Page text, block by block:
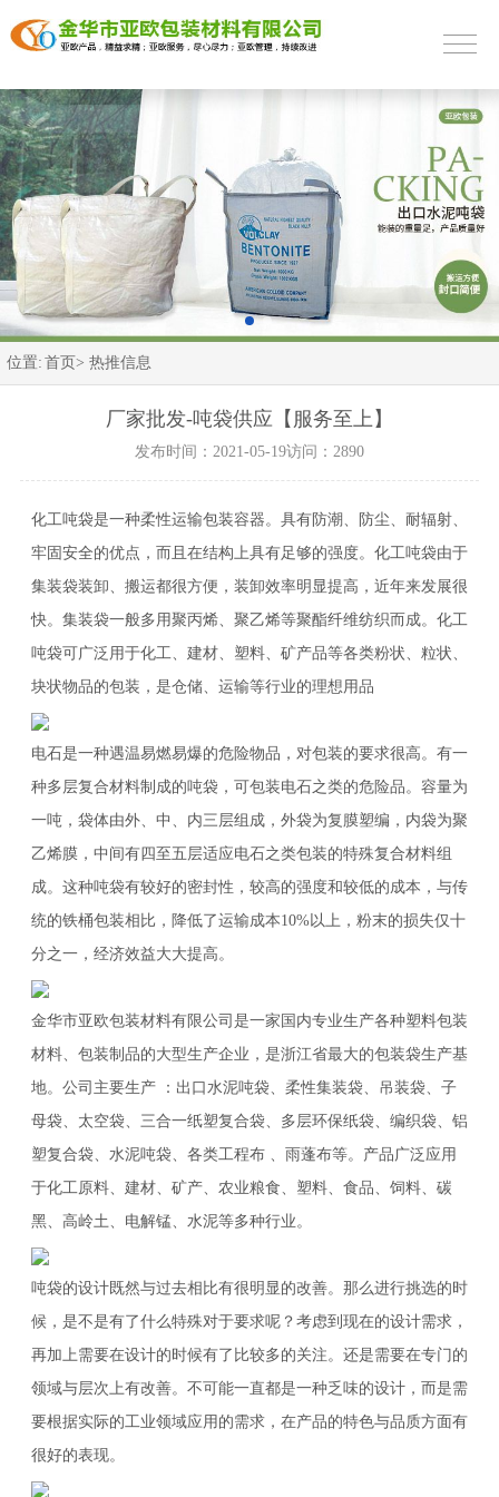
位置: 首页> 热推信息
厂家批发-吨袋供应【服务至上】
发布时间：2021-05-19访问：2890
化工吨袋是一种柔性运输包装容器。具有防潮、防尘、耐辐射、
牢固安全的优点，而且在结构上具有足够的强度。化工吨袋由于
集装袋装卸、搬运都很方便，装卸效率明显提高，近年来发展很
快。集装袋一般多用聚丙烯、聚乙烯等聚酯纤维纺织而成。化工
吨袋可广泛用于化工、建材、塑料、矿产品等各类粉状、粒状、
块状物品的包装，是仓储、运输等行业的理想用品
电石是一种遇温易燃易爆的危险物品，对包装的要求很高。有一
种多层复合材料制成的吨袋，可包装电石之类的危险品。容量为
一吨，袋体由外、中、内三层组成，外袋为复膜塑编，内袋为聚
乙烯膜，中间有四至五层适应电石之类包装的特殊复合材料组
成。这种吨袋有较好的密封性，较高的强度和较低的成本，与传
统的铁桶包装相比，降低了运输成本10%以上，粉末的损失仅十
分之一，经济效益大大提高。
金华市亚欧包装材料有限公司是一家国内专业生产各种塑料包装
材料、包装制品的大型生产企业，是浙江省最大的包装袋生产基
地。公司主要生产 ：出口水泥吨袋、柔性集装袋、吊装袋、子
母袋、太空袋、三合一纸塑复合袋、多层环保纸袋、编织袋、铝
塑复合袋、水泥吨袋、各类工程布 、雨蓬布等。产品广泛应用
于化工原料、建材、矿产、农业粮食、塑料、食品、饲料、碳
黑、高岭土、电解锰、水泥等多种行业。
吨袋的设计既然与过去相比有很明显的改善。那么进行挑选的时
候，是不是有了什么特殊对于要求呢？考虑到现在的设计需求，
再加上需要在设计的时候有了比较多的关注。还是需要在专门的
领域与层次上有改善。不可能一直都是一种乏味的设计，而是需
要根据实际的工业领域应用的需求，在产品的特色与品质方面有
很好的表现。